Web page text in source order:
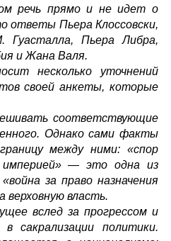
речь прямо и не идет о
ответы Пьера Клоссовски,
Пьера Либра,
и Жана Валя.
несколько уточнений
своей анкеты, которые
соответствующие
Однако сами факты
между ними: «спор
империей»—это одна из
за право назначения
верховную власть.
вслед за прогрессом и
сакрализации политики.